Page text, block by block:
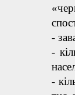
-
-
-